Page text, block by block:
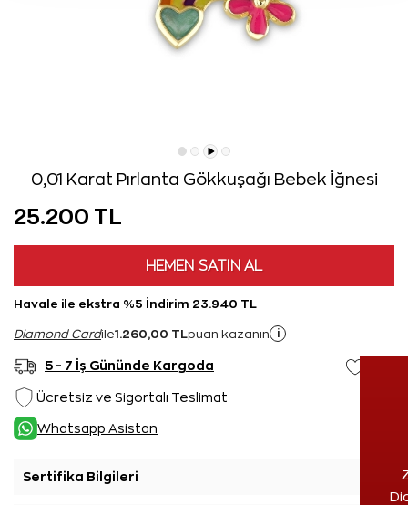
0,01 Karat Pırlanta Gökkuşağı Bebek İğnesi
25.200 TL
HEMEN SATIN AL
Havale ile ekstra %5 İndirim 23.940 TL
Diamond Cardile1.260,00 TL puan kazanın i
5 - 7 İş Gününde Kargoda
Ücretsiz ve Sigortalı Teslimat
Whatsapp Asistan
Sertifika Bilgileri